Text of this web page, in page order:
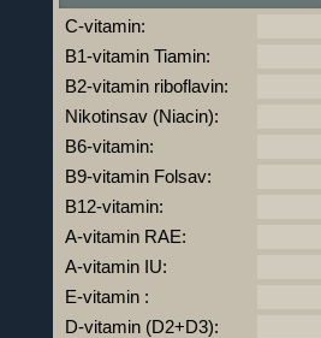
C-vitamin:
B1-vitamin Tiamin:
B2-vitamin riboflavin:
Nikotinsav (Niacin):
B6-vitamin:
B9-vitamin Folsav:
B12-vitamin:
A-vitamin RAE:
A-vitamin IU:
E-vitamin :
D-vitamin (D2+D3):